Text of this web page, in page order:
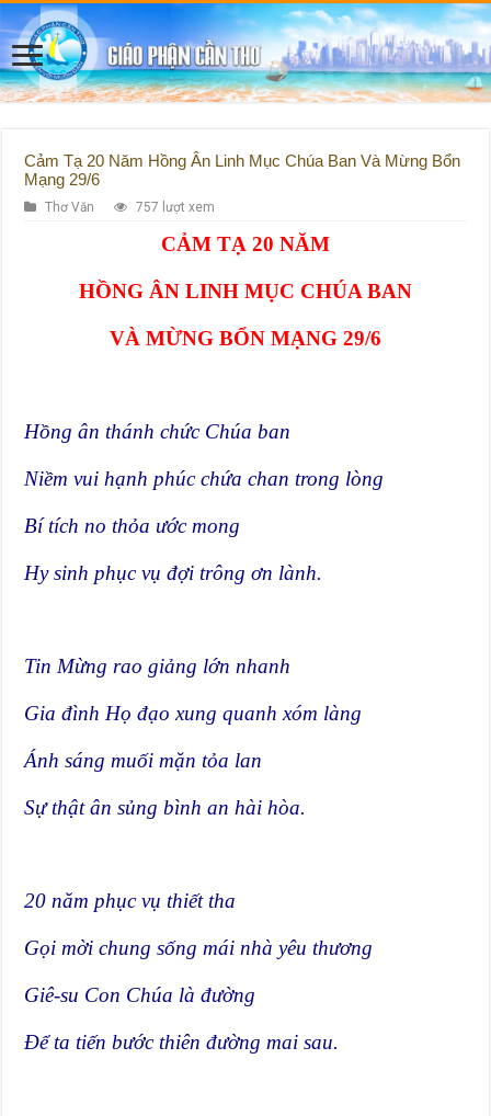
Cảm Tạ 20 Năm Hồng Ân Linh Mục Chúa Ban Và Mừng Bổn
Mạng 29/6
Thơ Văn 757 lượt xem
CẢM TẠ 20 NĂM
HỒNG ÂN LINH MỤC CHÚA BAN
VÀ MỪNG BỔN MẠNG 29/6
Hồng ân thánh chức Chúa ban
Niềm vui hạnh phúc chứa chan trong lòng
Bí tích no thỏa ước mong
Hy sinh phục vụ đợi trông ơn lành.
Tin Mừng rao giảng lớn nhanh
Gia đình Họ đạo xung quanh xóm làng
Ánh sáng muối mặn tỏa lan
Sự thật ân sủng bình an hài hòa.
20 năm phục vụ thiết tha
Gọi mời chung sống mái nhà yêu thương
Giê-su Con Chúa là đường
Để ta tiến bước thiên đường mai sau.